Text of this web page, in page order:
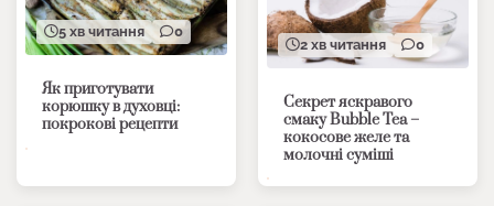
5 хв читання 0
Як приготувати
корюшку в духовці:
покрокові рецепти
2 хв читання 0
Секрет яскравого
смаку Bubble Tea –
кокосове желе та
молочні суміші